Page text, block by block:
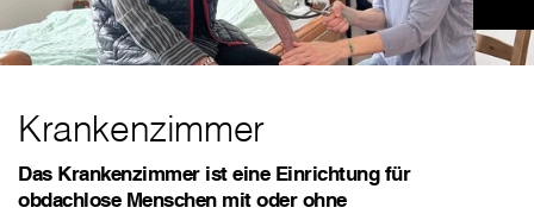
Krankenzimmer
Das Krankenzimmer ist eine Einrichtung für
obdachlose Menschen mit oder ohne